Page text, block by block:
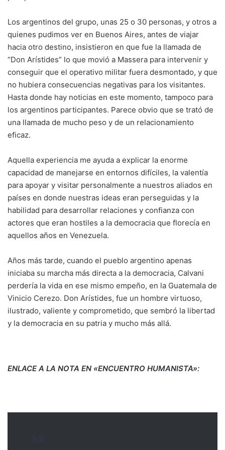
Los argentinos del grupo, unas 25 o 30 personas, y otros a
quienes pudimos ver en Buenos Aires, antes de viajar
hacia otro destino, insistieron en que fue la llamada de
“Don Arístides” lo que movió a Massera para intervenir y
conseguir que el operativo militar fuera desmontado, y que
no hubiera consecuencias negativas para los visitantes.
Hasta donde hay noticias en este momento, tampoco para
los argentinos participantes. Parece obvio que se trató de
una llamada de mucho peso y de un relacionamiento
eficaz.
Aquella experiencia me ayuda a explicar la enorme
capacidad de manejarse en entornos difíciles, la valentía
para apoyar y visitar personalmente a nuestros aliados en
países en donde nuestras ideas eran perseguidas y la
habilidad para desarrollar relaciones y confianza con
actores que eran hostiles a la democracia que florecía en
aquellos años en Venezuela.
Años más tarde, cuando el pueblo argentino apenas
iniciaba su marcha más directa a la democracia, Calvani
perdería la vida en ese mismo empeño, en la Guatemala de
Vinicio Cerezo. Don Arístides, fue un hombre virtuoso,
ilustrado, valiente y comprometido, que sembró la libertad
y la democracia en su patria y mucho más allá.
ENLACE A LA NOTA EN «ENCUENTRO HUMANISTA»: